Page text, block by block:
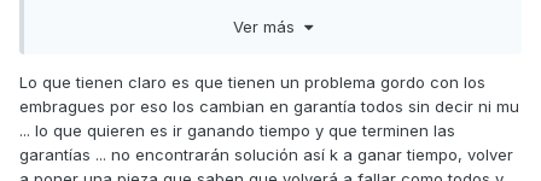
Ver más
Lo que tienen claro es que tienen un problema gordo con los
embragues por eso los cambian en garantía todos sin decir ni mu
... lo que quieren es ir ganando tiempo y que terminen las
garantías ... no encontrarán solución así k a ganar tiempo, volver